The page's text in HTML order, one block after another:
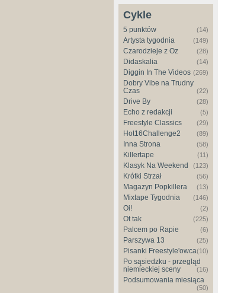
Cykle
5 punktów (14)
Artysta tygodnia (149)
Czarodzieje z Oz (28)
Didaskalia (14)
Diggin In The Videos (269)
Dobry Vibe na Trudny
Czas
(22)
Drive By (28)
Echo z redakcji (5)
Freestyle Classics (29)
Hot16Challenge2 (89)
Inna Strona (58)
Killertape (11)
Klasyk Na Weekend (123)
Krótki Strzał (56)
Magazyn Popkillera (13)
Mixtape Tygodnia (146)
Oi! (2)
Ot tak (225)
Palcem po Rapie (6)
Parszywa 13 (25)
Pisanki Freestyle'owca(10)
Po sąsiedzku - przegląd
niemieckiej sceny
(16)
Podsumowania miesiąca
(50)